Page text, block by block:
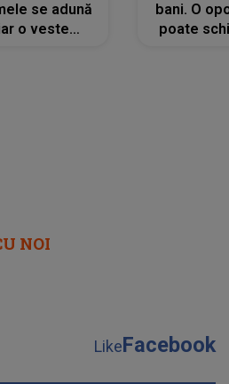
se adună
o veste
bani. O
poate
NOI
LikeFacebook